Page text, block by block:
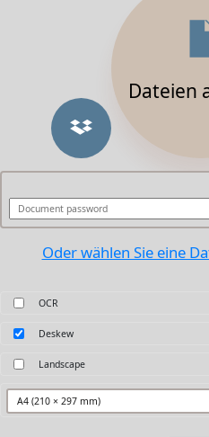
Dateien
Oder wählen Sie eine
OCR
Deskew
Landscape